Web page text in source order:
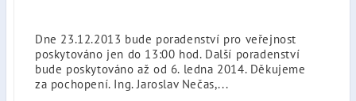
Dne 23.12.2013 bude poradenství pro veřejnost
poskytováno jen do 13:00 hod. Další poradenství
bude poskytováno až od 6. ledna 2014. Děkujeme
za pochopení. Ing. Jaroslav Nečas,...